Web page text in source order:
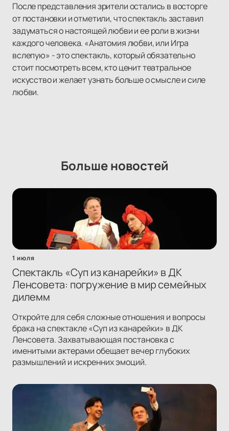
После представления зрители остались в восторге
от постановки и отметили, что спектакль заставил
задуматься о настоящей любви и ее роли в жизни
каждого человека. «Анатомия любви, или Игра
вслепую» - это спектакль, который обязательно
стоит посмотреть всем, кто ценит театральное
искусство и желает узнать больше о смысле и силе
любви.
Больше новостей
1 июля
Спектакль «Суп из канарейки» в ДК
Ленсовета: погружение в мир семейных
дилемм
Откройте для себя сложные отношения и вопросы
брака на спектакле «Суп из канарейки» в ДК
Ленсовета. Захватывающая постановка с
именитыми актерами обещает вечер глубоких
размышлений и искренних эмоций.